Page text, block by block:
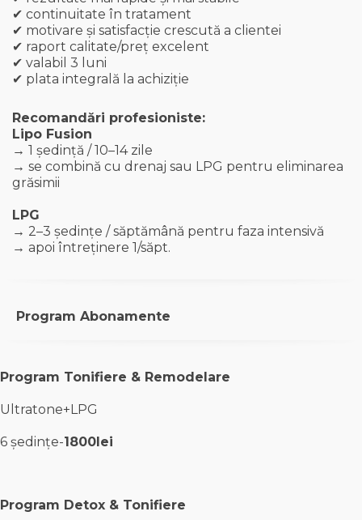
✔ continuitate în tratament
✔ motivare și satisfacție crescută a clientei
✔ raport calitate/preț excelent
✔ valabil 3 luni
✔ plata integrală la achiziție
Recomandări profesioniste:
Lipo Fusion
→ 1 ședință / 10–14 zile
→ se combină cu drenaj sau LPG pentru eliminarea
grăsimii
LPG
→ 2–3 ședințe / săptămână pentru faza intensivă
→ apoi întreținere 1/săpt.
Program Abonamente
Program Tonifiere & Remodelare
Ultratone+LPG
6 ședințe-1800lei
Program Detox & Tonifiere